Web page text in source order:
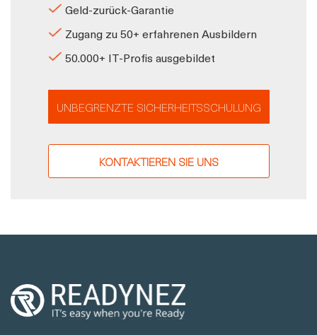
Geld-zurück-Garantie
Zugang zu 50+ erfahrenen Ausbildern
50.000+ IT-Profis ausgebildet
UNBEGRENZTE SICHERHEITSSCHULUNG
KONTAKTIEREN SIE UNS